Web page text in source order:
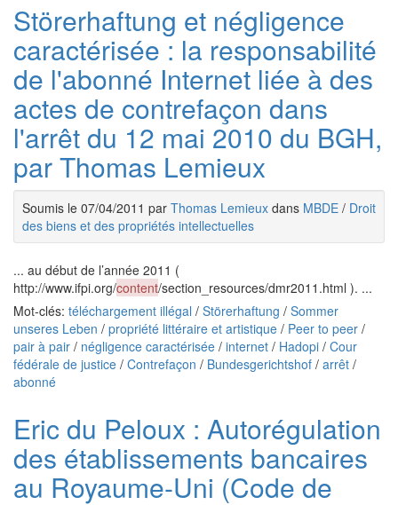
Störerhaftung et négligence
caractérisée : la responsabilité
de l'abonné Internet liée à des
actes de contrefaçon dans
l'arrêt du 12 mai 2010 du BGH,
par Thomas Lemieux
Soumis le 07/04/2011 par Thomas Lemieux dans MBDE / Droit
des biens et des propriétés intellectuelles
... au début de l’année 2011 (
http://www.ifpi.org/content/section_resources/dmr2011.html ). ...
Mot-clés: téléchargement illégal / Störerhaftung / Sommer
unseres Leben / propriété littéraire et artistique / Peer to peer /
pair à pair / négligence caractérisée / internet / Hadopi / Cour
fédérale de justice / Contrefaçon / Bundesgerichtshof / arrêt /
abonné
Eric du Peloux : Autorégulation
des établissements bancaires
au Royaume-Uni (Code de